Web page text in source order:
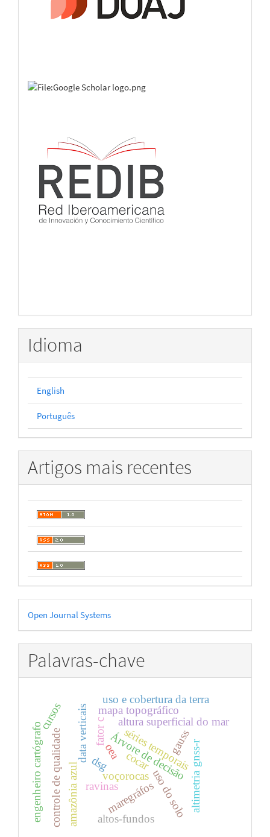
Idioma
English
Português
Artigos mais recentes
Desenvolvido
por
Open Journal Systems
Palavras-chave
data verticais
amazônia azul voçorocas
ravinas uso do solo
Árvore de decisão
altura superficial do mar
mapa topográfico
uso e cobertura da terra
controle de qualidade séries temporaisaltimetria gnss-r
maregráfos
altos-fundos
cocar
dsg
fator c gauss
oea
cursos
engenheiro cartógrafo